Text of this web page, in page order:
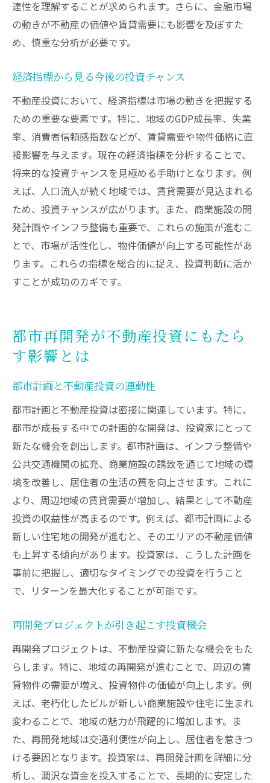
連性を理解することが求められます。さらに、金融市場
の動きが不動産の価値や賃貸需要にも影響を及ぼすた
め、慎重な分析が必要です。
経済指標から見る今後の投資チャンス
不動産投資において、経済指標は市場の動きを把握する
ための重要な要素です。特に、地域のGDP成長率、失業
率、消費者信頼感指数などが、賃貸需要や物件価格に直
接影響を与えます。現在の経済指標を分析することで、
将来的な投資チャンスを見極める手助けとなります。例
えば、人口流入が続く地域では、賃貸需要が見込まれる
ため、投資チャンスが広がります。また、商業施設の開
発計画やインフラ整備も重要で、これらの施策が進むこ
とで、市場が活性化し、物件価値が向上する可能性があ
ります。これらの指標を総合的に捉え、投資判断に活か
すことが成功のカギです。
都市再開発が不動産投資にもたら
す影響とは
都市計画と不動産投資の連動性
都市計画と不動産投資は密接に関連しています。特に、
都市が成長する中での計画的な開発は、投資家にとって
新たな機会を創出します。都市計画は、インフラ整備や
公共交通機関の拡充、商業施設の誘致を通じて地域の環
境を改善し、居住者の生活の質を向上させます。これに
より、周辺地域の賃貸需要が増加し、結果として不動産
投資の収益性が高まるのです。例えば、都市計画による
新しい住宅地の開発が進むと、そのエリアの不動産価値
も上昇する傾向があります。投資家は、こうした計画を
事前に把握し、適切なタイミングでの投資を行うこと
で、リターンを最大化することが可能です。
再開発プロジェクトが引き起こす投資機会
再開発プロジェクトは、不動産投資に新たな機会をもた
らします。特に、地域の再開発が進むことで、周辺の賃
貸物件の需要が増え、投資物件の価値が向上します。例
えば、老朽化したビルが新しい商業施設や住宅に生まれ
変わることで、地域の魅力が飛躍的に増加します。ま
た、再開発地域は交通利便性が向上し、居住者を惹きつ
ける要因となります。投資家は、再開発計画を詳細に分
析し、潤沢な資金を投入することで、長期的に安定した